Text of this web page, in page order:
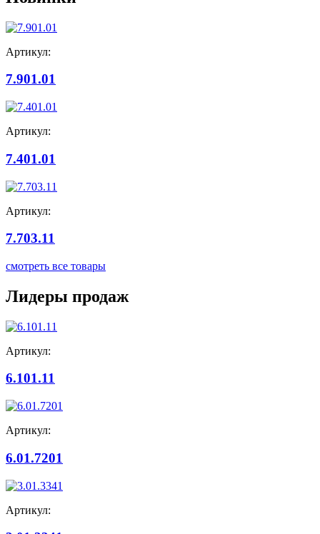
Артикул:
7.901.01
Артикул:
7.401.01
Артикул:
7.703.11
смотреть все товары
Лидеры продаж
Артикул:
6.101.11
Артикул:
6.01.7201
Артикул: